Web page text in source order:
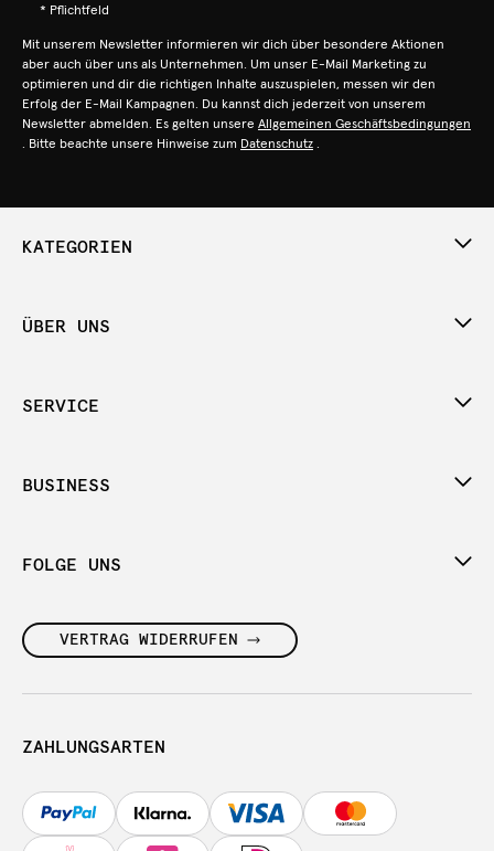
* Pflichtfeld
Mit unserem Newsletter informieren wir dich über besondere Aktionen
aber auch über uns als Unternehmen. Um unser E-Mail Marketing zu
optimieren und dir die richtigen Inhalte auszuspielen, messen wir den
Erfolg der E-Mail Kampagnen. Du kannst dich jederzeit von unserem
Newsletter abmelden. Es gelten unsere Allgemeinen Geschäftsbedingungen
. Bitte beachte unsere Hinweise zum Datenschutz .
KATEGORIEN
ÜBER UNS
SERVICE
BUSINESS
FOLGE UNS
VERTRAG WIDERRUFEN
ZAHLUNGSARTEN